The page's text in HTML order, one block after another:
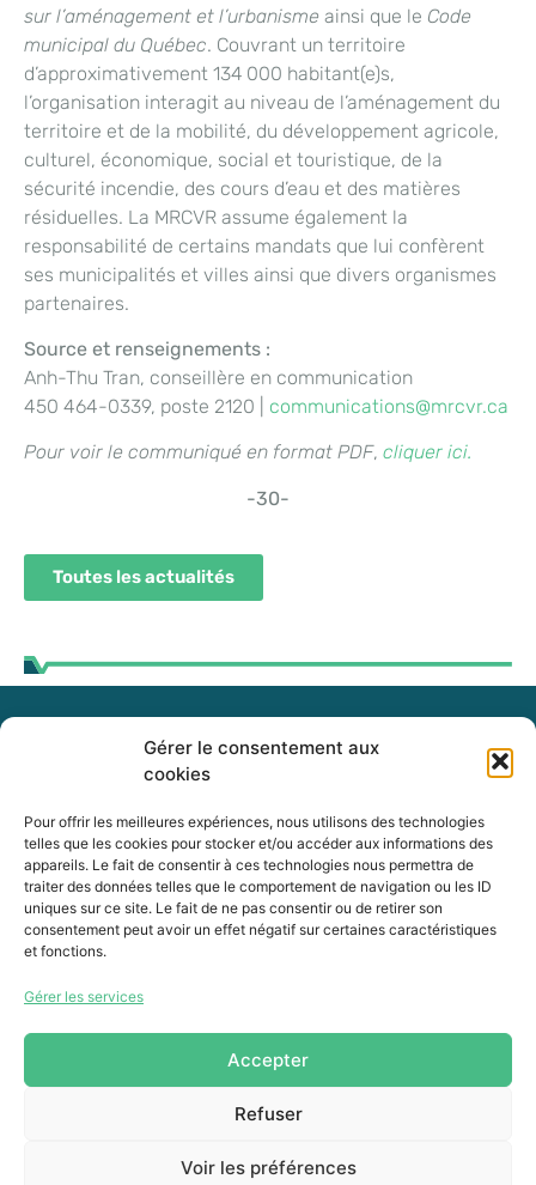
Gérer le consentement aux
cookies
Pour offrir les meilleures expériences, nous utilisons des technologies
telles que les cookies pour stocker et/ou accéder aux informations des
appareils. Le fait de consentir à ces technologies nous permettra de
traiter des données telles que le comportement de navigation ou les ID
uniques sur ce site. Le fait de ne pas consentir ou de retirer son
consentement peut avoir un effet négatif sur certaines caractéristiques
et fonctions.
Gérer les services
Accepter
Refuser
Voir les préférences
sur l’aménagement et l’urbanisme ainsi que le Code
municipal du Québec. Couvrant un territoire
d’approximativement 134 000 habitant(e)s,
l’organisation interagit au niveau de l’aménagement du
territoire et de la mobilité, du développement agricole,
culturel, économique, social et touristique, de la
sécurité incendie, des cours d’eau et des matières
résiduelles. La MRCVR assume également la
responsabilité de certains mandats que lui confèrent
ses municipalités et villes ainsi que divers organismes
partenaires.
Source et renseignements :
Anh-Thu Tran, conseillère en communication
450 464-0339, poste 2120 | communications@mrcvr.ca
Pour voir le communiqué en format PDF, cliquer ici.
-30-
Toutes les actualités
255, boul. Laurier, bureau 100
McMasterville (Québec)
J3G 0B7
Intranet
info@mrcvr.ca